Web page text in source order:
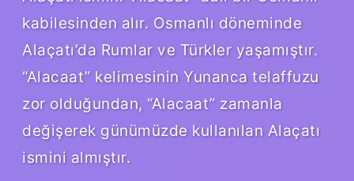
kabilesinden alır. Osmanlı döneminde
Alaçatı’da Rumlar ve Türkler yaşamıştır.
“Alacaat” kelimesinin Yunanca telaffuzu
zor olduğundan, “Alacaat” zamanla
değişerek günümüzde kullanılan Alaçatı
ismini almıştır.